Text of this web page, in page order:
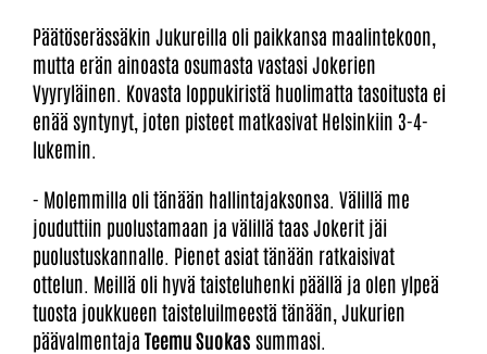
Päätöserässäkin Jukureilla oli paikkansa maalintekoon,
mutta erän ainoasta osumasta vastasi Jokerien
Vyyryläinen. Kovasta loppukiristä huolimatta tasoitusta ei
enää syntynyt, joten pisteet matkasivat Helsinkiin 3-4-
lukemin.
- Molemmilla oli tänään hallintajaksonsa. Välillä me
jouduttiin puolustamaan ja välillä taas Jokerit jäi
puolustuskannalle. Pienet asiat tänään ratkaisivat
ottelun. Meillä oli hyvä taisteluhenki päällä ja olen ylpeä
tuosta joukkueen taisteluilmeestä tänään, Jukurien
päävalmentaja Teemu Suokas summasi.